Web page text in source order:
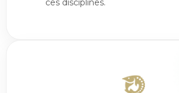
ces disciplines.